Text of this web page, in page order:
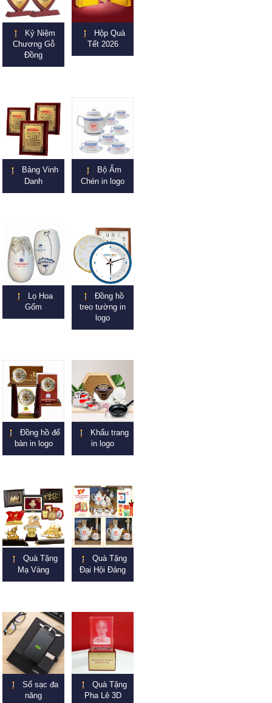
Kỷ Niệm
Chương Gỗ
Đồng
Hộp Quà
Tết 2026
Bảng Vinh
Danh
Bộ Ấm
Chén in logo
Lọ Hoa
Gốm
Đồng hồ
treo tường in
logo
Đồng hồ để
bàn in logo
Khẩu trang
in logo
Quà Tặng
Mạ Vàng
Quà Tặng
Đại Hội Đảng
Sổ sạc đa
năng
Quà Tặng
Pha Lê 3D